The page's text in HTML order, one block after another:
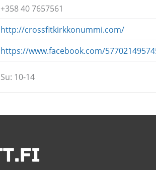
+358 40 7657561
http://crossfitkirkkonummi.com/
https://www.facebook.com/
Su: 10-14